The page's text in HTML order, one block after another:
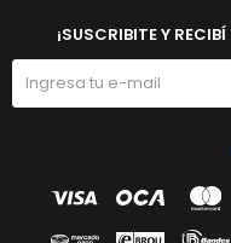
¡SUSCRIBITE Y